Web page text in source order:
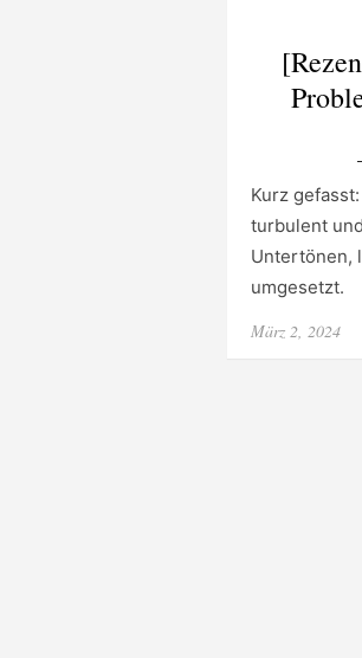
Kurz
turbulent
Untertönen,
umgesetzt.
Posted
März 2, 2024